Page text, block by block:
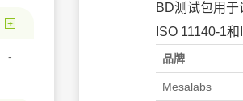
BD测试包用
ISO 11140-1
品牌
Mesalabs